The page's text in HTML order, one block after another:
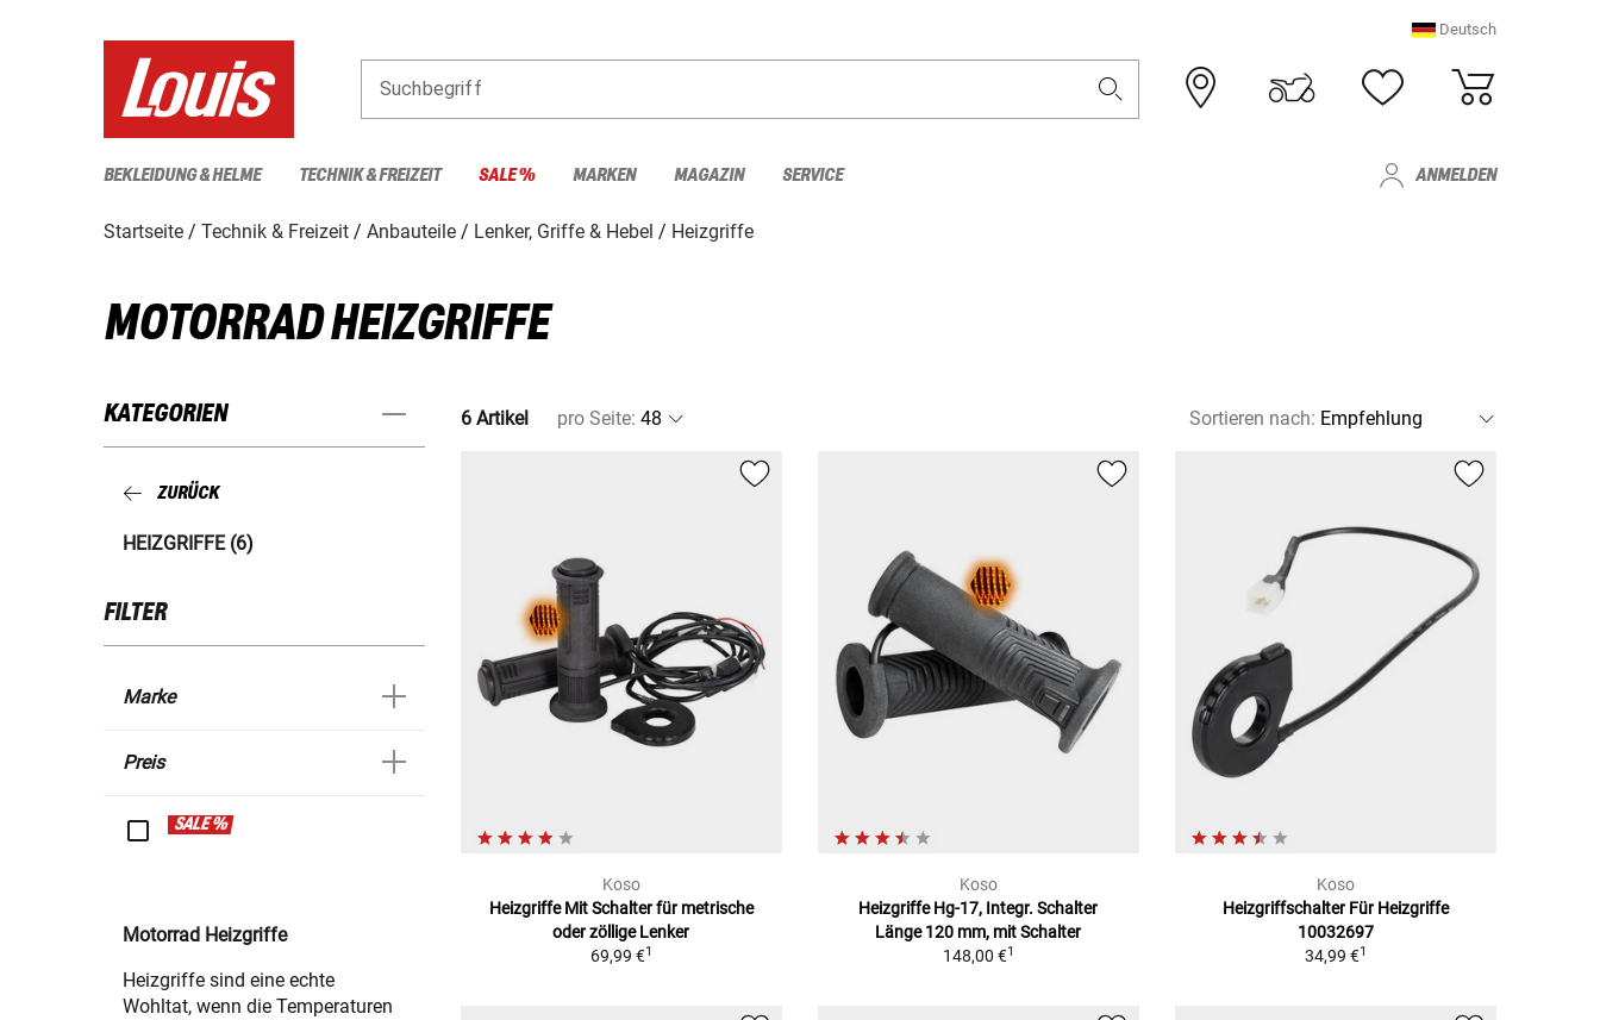
Deutsch
Suchbegriff
BEKLEIDUNG & HELME TECHNIK & FREIZEIT SALE % MARKEN MAGAZIN SERVICE ANMELDEN
Startseite Technik & Freizeit Anbauteile Lenker, Griffe & Hebel Heizgriffe
MOTORRAD HEIZGRIFFE
KATEGORIEN
ZURÜCK
HEIZGRIFFE (6)
FILTER
Marke
Preis
SALE %
Motorrad Heizgriffe
Heizgriffe sind eine echte
Wohltat, wenn die Temperaturen
6 Artikel pro Seite: Sortieren nach:
Koso
Heizgriffe Mit Schalter für metrische
oder zöllige Lenker
69,99 €1
Koso
Heizgriffe Hg-17, Integr. Schalter
Länge 120 mm, mit Schalter
148,00 €1
Koso
Heizgriffschalter Für Heizgriffe
10032697
34,99 €1